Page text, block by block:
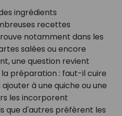
ingrédients
recettes
notamment dans les
salées ou encore
une question revient
préparation : faut-il cuire
à une quiche ou une
les incorporent
que d'autres préfèrent les